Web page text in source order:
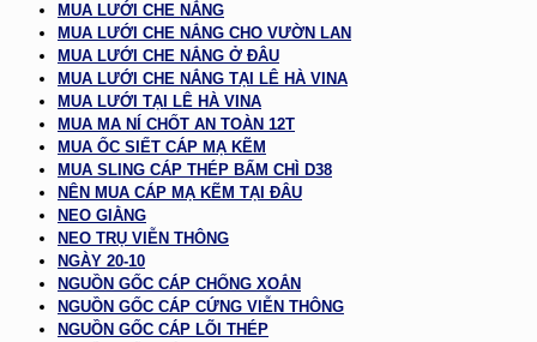
MUA LƯỚI CHE NẮNG
MUA LƯỚI CHE NẮNG CHO VƯỜN LAN
MUA LƯỚI CHE NẮNG Ở ĐÂU
MUA LƯỚI CHE NẮNG TẠI LÊ HÀ VINA
MUA LƯỚI TẠI LÊ HÀ VINA
MUA MA NÍ CHỐT AN TOÀN 12T
MUA ỐC SIẾT CÁP MẠ KẼM
MUA SLING CÁP THÉP BẤM CHÌ D38
NÊN MUA CÁP MẠ KẼM TẠI ĐÂU
NEO GIẰNG
NEO TRỤ VIỄN THÔNG
NGÀY 20-10
NGUỒN GỐC CÁP CHỐNG XOẮN
NGUỒN GỐC CÁP CỨNG VIỄN THÔNG
NGUỒN GỐC CÁP LÕI THÉP